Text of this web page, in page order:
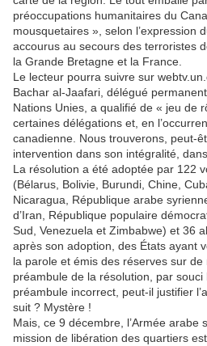
préoccupations humanitaires du
mousquetaires », selon l’expression
accourus au secours des terroristes
la Grande Bretagne et la France.
Le lecteur pourra suivre sur
Bachar al-Jaafari, délégué
Nations Unies, a qualifié de « jeu de
certaines délégations et, en
canadienne. Nous trouverons, peut-
intervention dans son intégralité,
La résolution a été adoptée par 122
(Bélarus, Bolivie, Burundi, Chine,
Nicaragua, République arabe
d’Iran, République populaire
Sud, Venezuela et Zimbabwe) et 36
après son adoption, des États ayant
la parole et émis des réserves sur
préambule de la résolution, par
préambule incorrect, peut-il justifier
suit ? Mystère !
Mais, ce 9 décembre, l’Armée arabe
mission de libération des quartiers